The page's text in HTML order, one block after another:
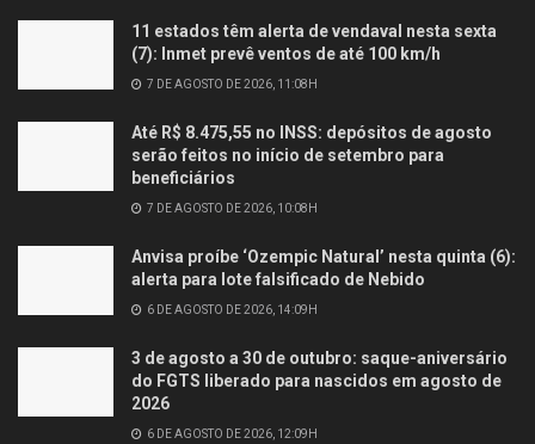
11 estados têm alerta de vendaval nesta sexta
(7): Inmet prevê ventos de até 100 km/h
7 DE AGOSTO DE 2026, 11:08H
Até R$ 8.475,55 no INSS: depósitos de agosto
serão feitos no início de setembro para
beneficiários
7 DE AGOSTO DE 2026, 10:08H
Anvisa proíbe ‘Ozempic Natural’ nesta quinta (6):
alerta para lote falsificado de Nebido
6 DE AGOSTO DE 2026, 14:09H
3 de agosto a 30 de outubro: saque-aniversário
do FGTS liberado para nascidos em agosto de
2026
6 DE AGOSTO DE 2026, 12:09H